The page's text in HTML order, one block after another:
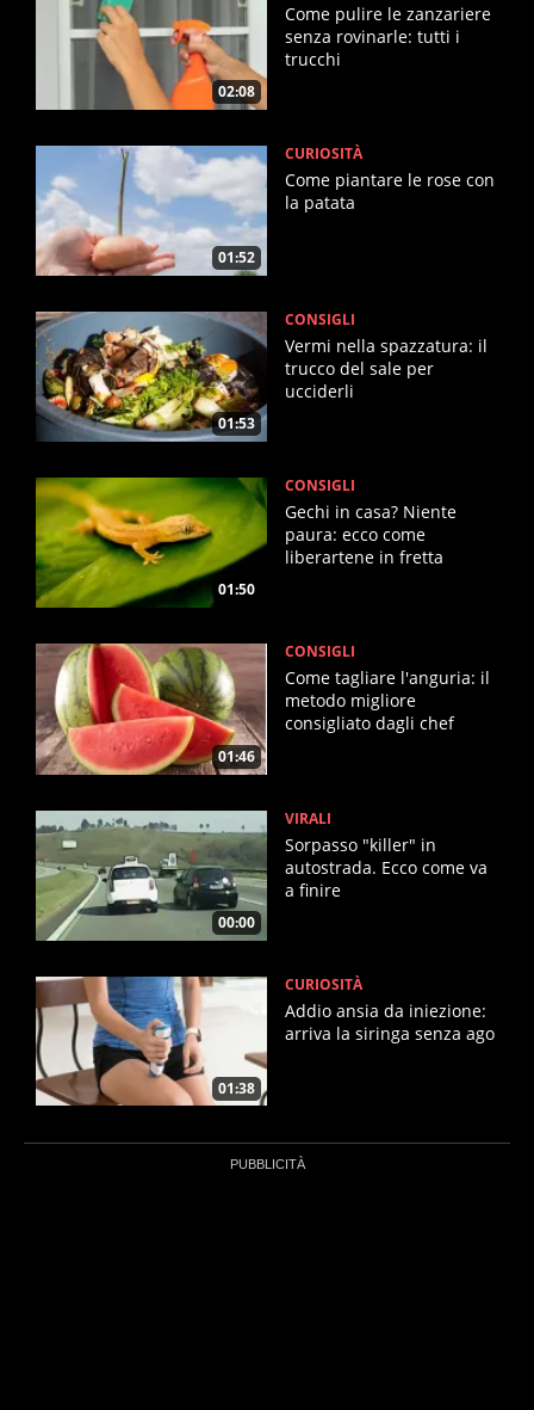
02:08
Come pulire le zanzariere
senza rovinarle: tutti i
trucchi
01:52
CURIOSITÀ
Come piantare le rose con
la patata
01:53
CONSIGLI
Vermi nella spazzatura: il
trucco del sale per
ucciderli
01:50
CONSIGLI
Gechi in casa? Niente
paura: ecco come
liberartene in fretta
01:46
CONSIGLI
Come tagliare l'anguria: il
metodo migliore
consigliato dagli chef
00:00
VIRALI
Sorpasso "killer" in
autostrada. Ecco come va
a finire
01:38
CURIOSITÀ
Addio ansia da iniezione:
arriva la siringa senza ago